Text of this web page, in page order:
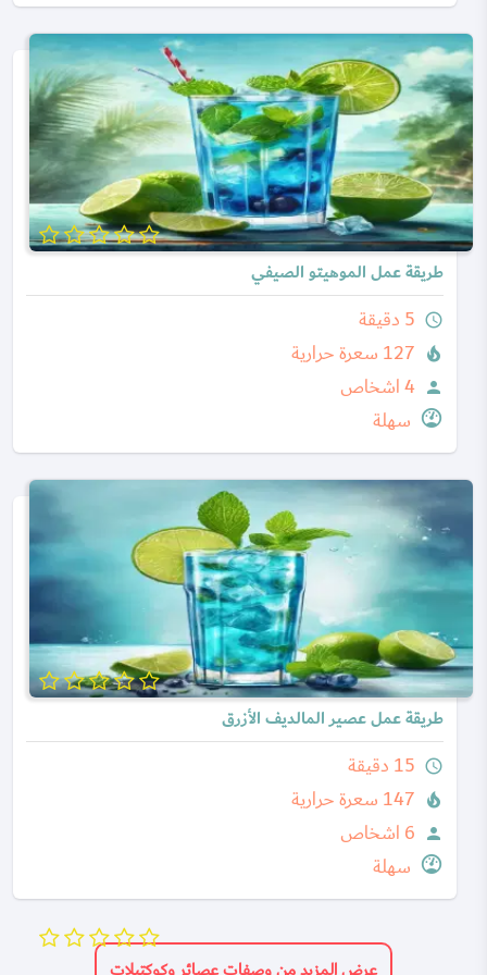
طريقة عمل الموهيتو الصيفي
query_builder 5 دقيقة
local_fire_department 127 سعرة حرارية
person
4 اشخاص
سهلة
طريقة عمل عصير المالديف الأزرق
query_builder 15 دقيقة
local_fire_department 147 سعرة حرارية
person
6 اشخاص
سهلة